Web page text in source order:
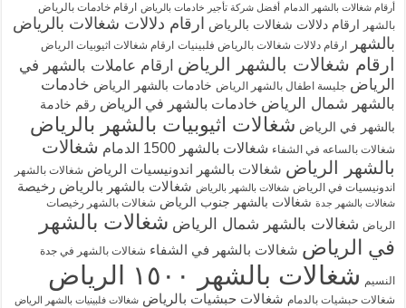
أرقام شغالات بالشهر الدمام أفضل شركة تأجير خادمات بالرياض
ارقام خادمات بالرياض
بالشهر
ارقام دلالات شغالات بالرياض ارقام دلالات شغالات بالرياض
بالشهر
ارقام دلالات شغالات بالرياض فلبينيات ارقام شغالات اثيوبيات الرياض
ارقام شغالات بالشهر الرياض ارقام عاملات بالشهر في
الرياض جليسة اطفال بالشهر الرياض خادمات بالشهر الرياض خادمات
بالشهر شمال الرياض خادمات بالشهر في الرياض رقم خادمة
بالشهر في الرياض شغالات اثيوبيات بالشهر بالرياض
شغالات بالساعه في الشفاء شغالات بالشهر 1500 الدمام
شغالات
بالشهر الرياض شغالات بالشهر اندونيسيات الرياض شغالات بالشهر
اندونيسيات في الرياض شغالات بالشهر بالرياض شغالات بالشهر بالرياض رخيصة
شغالات بالشهر جدة شغالات بالشهر جنوب الرياض شغالات بالشهر رخيصات
الرياض شغالات بالشهر شمال الرياض شغالات بالشهر
في الرياض شغالات بالشهر في الشفاء شغالات بالشهر في جدة
النسيم شغالات بالشهر ١٥٠٠ الرياض
شغالات حبشيات بالدمام شغالات حبشيات بالرياض شغالات فلبينيات بالشهر الرياض